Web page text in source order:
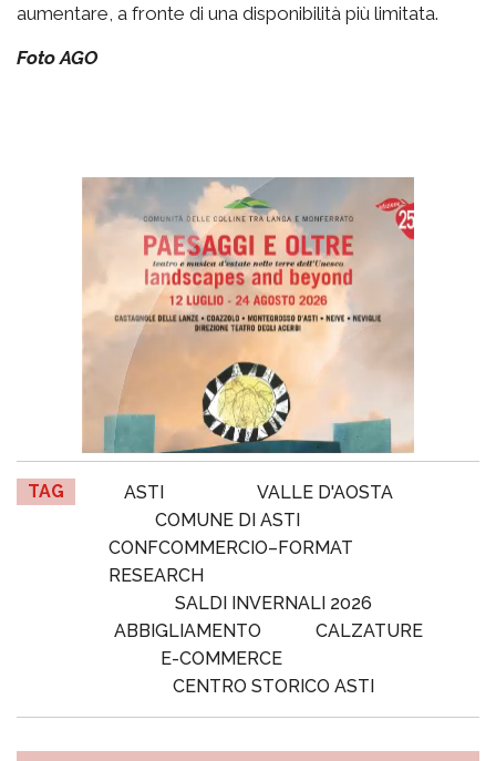
aumentare, a fronte di una disponibilità più limitata.
Foto AGO
TAG ASTI
VALLE D'AOSTA
COMUNE DI ASTI
CONFCOMMERCIO–FORMAT
RESEARCH
SALDI INVERNALI 2026
ABBIGLIAMENTO
CALZATURE
E-COMMERCE
CENTRO STORICO ASTI